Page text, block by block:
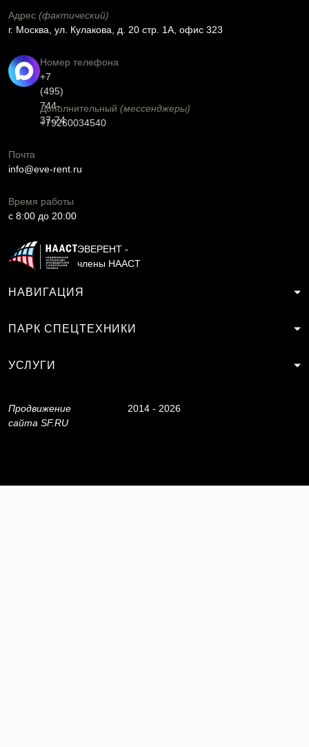
Адрес (фактический)
г. Москва, ул. Кулакова, д. 20 стр. 1А, офис 323
Номер телефона
+7
(495)
744-
37-74
Дополнительный (мессенджеры)
+79260034540
Почта
info@eve-rent.ru
Время работы
c 8:00 до 20:00
ЭВЕРЕНТ -
члены НААСТ
НАВИГАЦИЯ
ПАРК СПЕЦТЕХНИКИ
УСЛУГИ
Продвижение
сайта SF.RU
2014 - 2026